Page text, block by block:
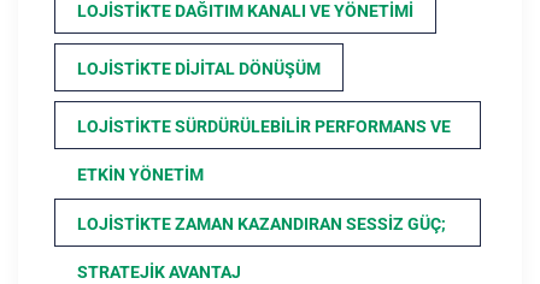
LOJISTIKTE DAĞITIM KANALI VE YÖNETIMI
LOJISTIKTE DIJITAL DÖNÜŞÜM
LOJISTIKTE SÜRDÜRÜLEBILIR PERFORMANS VE
ETKIN YÖNETIM
LOJISTIKTE ZAMAN KAZANDIRAN SESSIZ GÜÇ;
STRATEJIK AVANTAJ